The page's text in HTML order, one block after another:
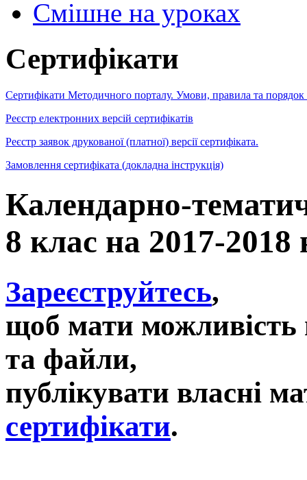
Cмішне на уроках
Сертифікати
Сертифікати Методичного порталу. Умови, правила та порядок
Реєстр електронних версій сертифікатів
Реєстр заявок друкованої (платної) версії сертифіката.
Замовлення сертифіката (докладна інструкція)
Календарно-
8 клас на 2017-2018
Зареєструйтесь,
щоб мати можливість
та файли,
публікувати власні
сертифікати.